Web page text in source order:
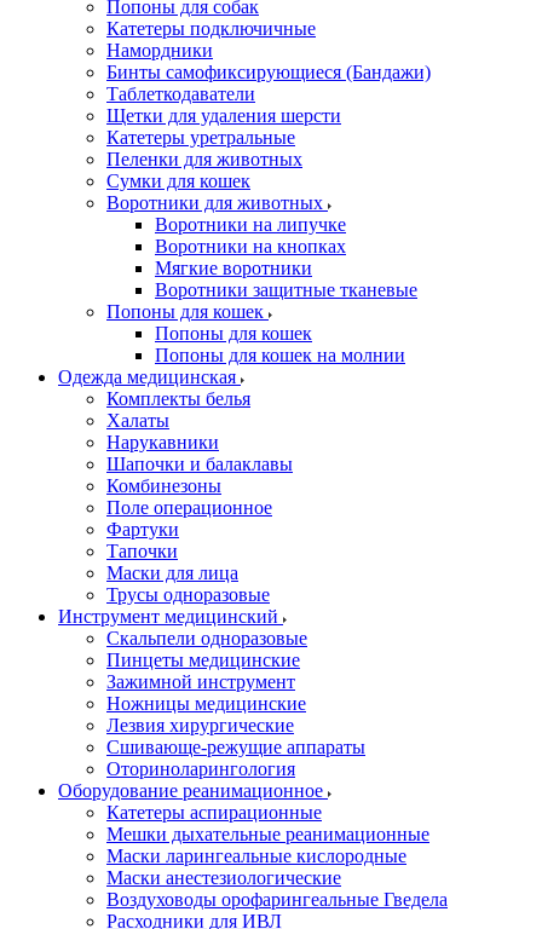
Попоны для собак
Катетеры подключичные
Намордники
Бинты самофиксирующиеся (Бандажи)
Таблеткодаватели
Щетки для удаления шерсти
Катетеры уретральные
Пеленки для животных
Сумки для кошек
Воротники для животных
Воротники на липучке
Воротники на кнопках
Мягкие воротники
Воротники защитные тканевые
Попоны для кошек
Попоны для кошек
Попоны для кошек на молнии
Одежда медицинская
Комплекты белья
Халаты
Нарукавники
Шапочки и балаклавы
Комбинезоны
Поле операционное
Фартуки
Тапочки
Маски для лица
Трусы одноразовые
Инструмент медицинский
Скальпели одноразовые
Пинцеты медицинские
Зажимной инструмент
Ножницы медицинские
Лезвия хирургические
Сшивающе-режущие аппараты
Оториноларингология
Оборудование реанимационное
Катетеры аспирационные
Мешки дыхательные реанимационные
Маски ларингеальные кислородные
Маски анестезиологические
Воздуховоды орофарингеальные Гведела
Расходники для ИВЛ